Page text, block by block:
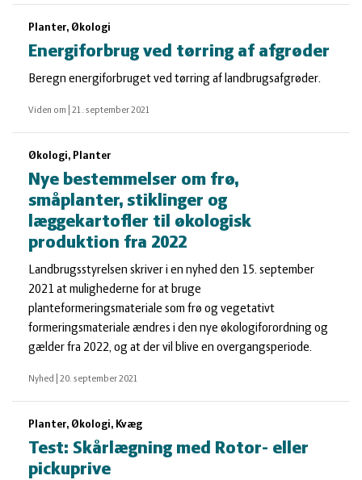
Planter, Økologi
Energiforbrug ved tørring af afgrøder
Beregn energiforbruget ved tørring af landbrugsafgrøder.
Viden om 21. september 2021
Økologi, Planter
Nye bestemmelser om frø,
småplanter, stiklinger og
læggekartofler til økologisk
produktion fra 2022
Landbrugsstyrelsen skriver i en nyhed den 15. september
2021 at mulighederne for at bruge
planteformeringsmateriale som frø og vegetativt
formeringsmateriale ændres i den nye økologiforordning og
gælder fra 2022, og at der vil blive en overgangsperiode.
Nyhed 20. september 2021
Planter, Økologi, Kvæg
Test: Skårlægning med Rotor- eller
pickuprive